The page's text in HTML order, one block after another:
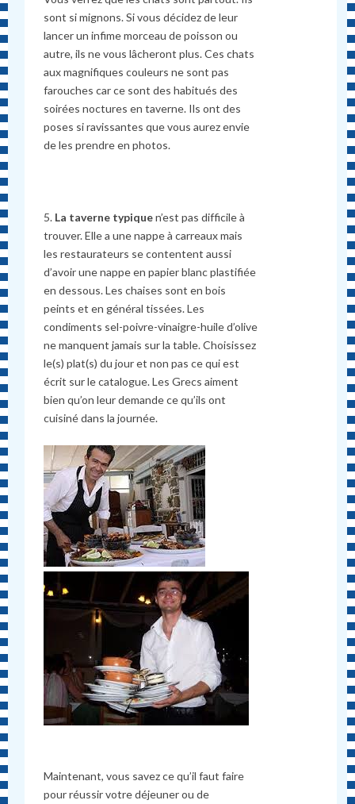
sont si mignons. Si vous décidez de leur
lancer un infime morceau de poisson ou
autre, ils ne vous lâcheront plus. Ces chats
aux magnifiques couleurs ne sont pas
farouches car ce sont des habitués des
soirées noctures en taverne. Ils ont des
poses si ravissantes que vous aurez envie
de les prendre en photos.
5. La taverne typiquen’est pas difficile à
trouver. Elle a une nappe à carreaux mais
les restaurateurs se contentent aussi
d’avoir une nappe en papier blanc plastifiée
en dessous. Les chaises sont en bois
peints et en général tissées. Les
condiments sel-poivre-vinaigre-huile d’olive
ne manquent jamais sur la table. Choisissez
le(s) plat(s) du jour et non pas ce qui est
écrit sur le catalogue. Les Grecs aiment
bien qu’on leur demande ce qu’ils ont
cuisiné dans la journée.
Maintenant, vous savez ce qu’il faut faire
pour réussir votre déjeuner ou de